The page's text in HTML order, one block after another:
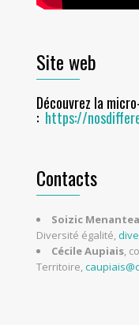
Site web
Découvrez la
: https://
Contacts
Soizic
Diversité égalité,
Cécile Aupiais,
Territoire,